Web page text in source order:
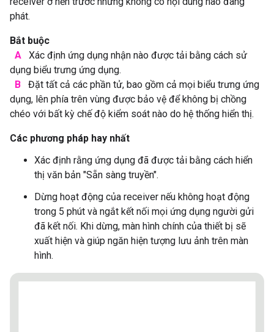
phát.
Bắt buộc
A
Xác định ứng dụng nhận nào được tải bằng cách sử
dụng biểu trưng ứng dụng.
B
Đặt tất cả các phần tử, bao gồm cả mọi biểu trưng ứng
dụng, lên phía trên vùng được bảo vệ để không bị chồng
chéo với bất kỳ chế độ kiểm soát nào do hệ thống hiển thị.
Các phương pháp hay nhất
Xác định rằng ứng dụng đã được tải bằng cách hiển
thị văn bản "Sẵn sàng truyền".
Dừng hoạt động của receiver nếu không hoạt động
trong 5 phút và ngắt kết nối mọi ứng dụng người gửi
đã kết nối. Khi dừng, màn hình chính của thiết bị sẽ
xuất hiện và giúp ngăn hiện tượng lưu ảnh trên màn
hình.